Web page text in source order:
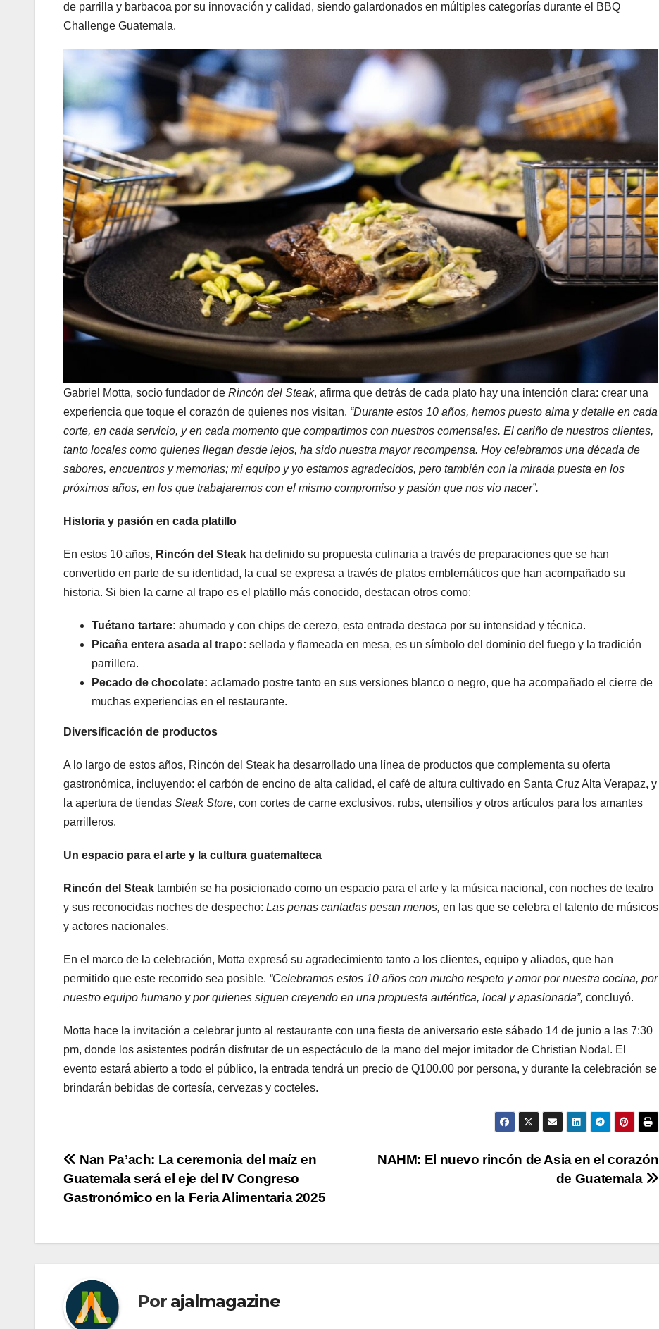
de parrilla y barbacoa por su innovación y calidad, siendo galardonados en múltiples categorías durante el BBQ
Challenge Guatemala.
Gabriel Motta, socio fundador de Rincón del Steak, afirma que detrás de cada plato hay una intención clara: crear una
experiencia que toque el corazón de quienes nos visitan. “Durante estos 10 años, hemos puesto alma y detalle en cada
corte, en cada servicio, y en cada momento que compartimos con nuestros comensales. El cariño de nuestros clientes,
tanto locales como quienes llegan desde lejos, ha sido nuestra mayor recompensa. Hoy celebramos una década de
sabores, encuentros y memorias; mi equipo y yo estamos agradecidos, pero también con la mirada puesta en los
próximos años, en los que trabajaremos con el mismo compromiso y pasión que nos vio nacer”.
Historia y pasión en cada platillo
En estos 10 años, Rincón del Steak ha definido su propuesta culinaria a través de preparaciones que se han
convertido en parte de su identidad, la cual se expresa a través de platos emblemáticos que han acompañado su
historia. Si bien la carne al trapo es el platillo más conocido, destacan otros como:
Tuétano tartare: ahumado y con chips de cerezo, esta entrada destaca por su intensidad y técnica.
Picaña entera asada al trapo: sellada y flameada en mesa, es un símbolo del dominio del fuego y la tradición
parrillera.
Pecado de chocolate: aclamado postre tanto en sus versiones blanco o negro, que ha acompañado el cierre de
muchas experiencias en el restaurante.
Diversificación de productos
A lo largo de estos años, Rincón del Steak ha desarrollado una línea de productos que complementa su oferta
gastronómica, incluyendo: el carbón de encino de alta calidad, el café de altura cultivado en Santa Cruz Alta Verapaz, y
la apertura de tiendas Steak Store, con cortes de carne exclusivos, rubs, utensilios y otros artículos para los amantes
parrilleros.
Un espacio para el arte y la cultura guatemalteca
Rincón del Steak también se ha posicionado como un espacio para el arte y la música nacional, con noches de teatro
y sus reconocidas noches de despecho: Las penas cantadas pesan menos, en las que se celebra el talento de músicos
y actores nacionales.
En el marco de la celebración, Motta expresó su agradecimiento tanto a los clientes, equipo y aliados, que han
permitido que este recorrido sea posible. “Celebramos estos 10 años con mucho respeto y amor por nuestra cocina, por
nuestro equipo humano y por quienes siguen creyendo en una propuesta auténtica, local y apasionada”, concluyó.
Motta hace la invitación a celebrar junto al restaurante con una fiesta de aniversario este sábado 14 de junio a las 7:30
pm, donde los asistentes podrán disfrutar de un espectáculo de la mano del mejor imitador de Christian Nodal. El
evento estará abierto a todo el público, la entrada tendrá un precio de Q100.00 por persona, y durante la celebración se
brindarán bebidas de cortesía, cervezas y cocteles.
Navegación
de
NAHM: El nuevo rincón de Asia en el corazón
de Guatemala
Nan Pa’ach: La ceremonia del maíz en
Guatemala será el eje del IV Congreso
Gastronómico en la Feria Alimentaria 2025
Por ajalmagazine